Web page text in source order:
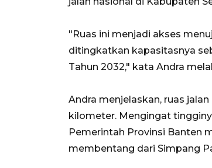
"Ruas ini menjadi akses
ditingkatkan kapasitasnya
Tahun 2032," kata Andra
Andra menjelaskan, ruas
kilometer. Mengingat
Pemerintah Provinsi Banten
membentang dari Simpang